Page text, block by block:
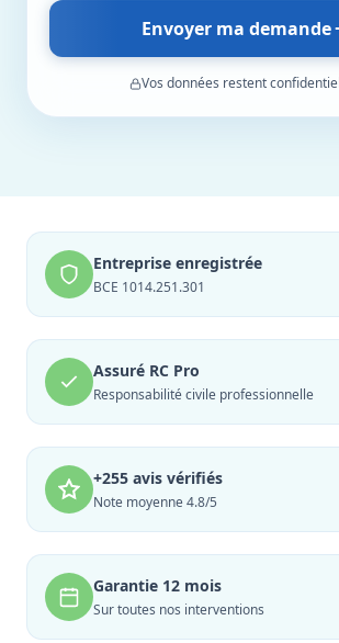
Envoyer ma demande
Vos données restent
Entreprise enregistrée
BCE 1014.251.301
Assuré RC Pro
Responsabilité civile professionnelle
+255 avis vérifiés
Note moyenne 4.8/5
Garantie 12 mois
Sur toutes nos interventions